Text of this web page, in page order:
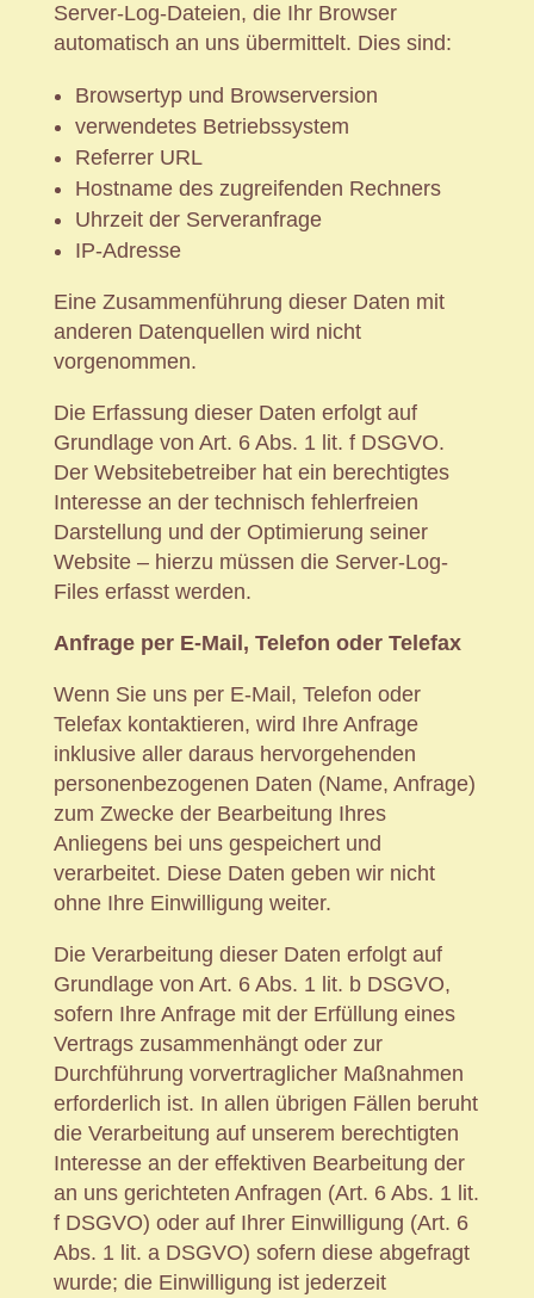
Server-Log-Dateien, die Ihr Browser
automatisch an uns übermittelt. Dies sind:
Browsertyp und Browserversion
verwendetes Betriebssystem
Referrer URL
Hostname des zugreifenden Rechners
Uhrzeit der Serveranfrage
IP-Adresse
Eine Zusammenführung dieser Daten mit
anderen Datenquellen wird nicht
vorgenommen.
Die Erfassung dieser Daten erfolgt auf
Grundlage von Art. 6 Abs. 1 lit. f DSGVO.
Der Websitebetreiber hat ein berechtigtes
Interesse an der technisch fehlerfreien
Darstellung und der Optimierung seiner
Website – hierzu müssen die Server-Log-
Files erfasst werden.
Anfrage per E-Mail, Telefon oder Telefax
Wenn Sie uns per E-Mail, Telefon oder
Telefax kontaktieren, wird Ihre Anfrage
inklusive aller daraus hervorgehenden
personenbezogenen Daten (Name, Anfrage)
zum Zwecke der Bearbeitung Ihres
Anliegens bei uns gespeichert und
verarbeitet. Diese Daten geben wir nicht
ohne Ihre Einwilligung weiter.
Die Verarbeitung dieser Daten erfolgt auf
Grundlage von Art. 6 Abs. 1 lit. b DSGVO,
sofern Ihre Anfrage mit der Erfüllung eines
Vertrags zusammenhängt oder zur
Durchführung vorvertraglicher Maßnahmen
erforderlich ist. In allen übrigen Fällen beruht
die Verarbeitung auf unserem berechtigten
Interesse an der effektiven Bearbeitung der
an uns gerichteten Anfragen (Art. 6 Abs. 1 lit.
f DSGVO) oder auf Ihrer Einwilligung (Art. 6
Abs. 1 lit. a DSGVO) sofern diese abgefragt
wurde; die Einwilligung ist jederzeit